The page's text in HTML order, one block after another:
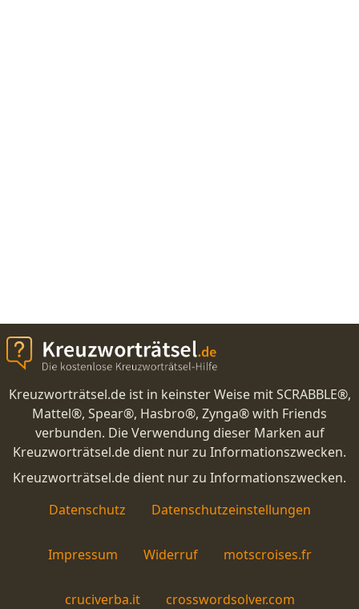
Kreuzworträtsel.de ist in keinster Weise mit SCRABBLE®,
Mattel®, Spear®, Hasbro®, Zynga® with Friends
verbunden. Die Verwendung dieser Marken auf
Kreuzworträtsel.de dient nur zu Informationszwecken.
Kreuzworträtsel.de dient nur zu Informationszwecken.
Datenschutz
Datenschutzeinstellungen
Impressum Widerruf motscroises.fr
cruciverba.it crosswordsolver.com